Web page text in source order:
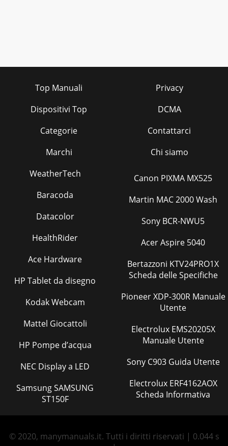
Top Manuali
Dispositivi Top
Categorie
Marchi
Privacy
DCMA
Contattarci
Chi siamo
WeatherTech
Baracoda
Datacolor
HealthRider
Ace Hardware
HP Tablet da disegno
Kodak Webcam
Mattel Giocattoli
HP Pompe d’acqua
NEC Display a LED
Samsung SAMSUNG
ST150F
Canon PIXMA MX525
Martin MAC 2000 Wash
Sony BCR-NWU5
Acer Aspire 5040
Bertazzoni KTV24PRO1X
Scheda delle Specifiche
Pioneer XDP-300R Manuale
Utente
Electrolux EMS20205X
Manuale Utente
Sony C903 Guida Utente
Electrolux ERF4162AOX
Scheda Informativa
© 2020, manymanuals.it. Tutti i diritti riservati | 0.044 s